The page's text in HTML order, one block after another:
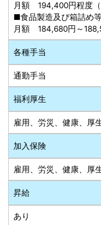
月額 194,400円程度（
■食品製造及び箱詰め
月額 184,680円～
各種手当
通勤手当
福利厚生
雇用、労災、健康、厚
加入保険
雇用、労災、健康、厚
昇給
あり